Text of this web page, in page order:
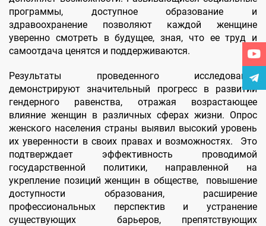
программы, доступное образование и
здравоохранение позволяют каждой женщине
уверенно смотреть в будущее, зная, что ее труд и
самоотдача ценятся и поддерживаются.
Результаты проведенного исследования
демонстрируют значительный прогресс в развитии
гендерного равенства, отражая возрастающее
влияние женщин в различных сферах жизни. Опрос
женского населения страны выявил высокий уровень
их уверенности в своих правах и возможностях. Это
подтверждает эффективность проводимой
государственной политики, направленной на
укрепление позиций женщин в обществе, повышение
доступности образования, расширение
профессиональных перспектив и устранение
существующих барьеров, препятствующих